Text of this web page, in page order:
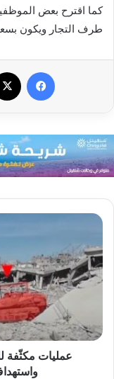
كما اقترح بعض
طرف التجار ويكون
فيسبوك
عمليات مكثّفة